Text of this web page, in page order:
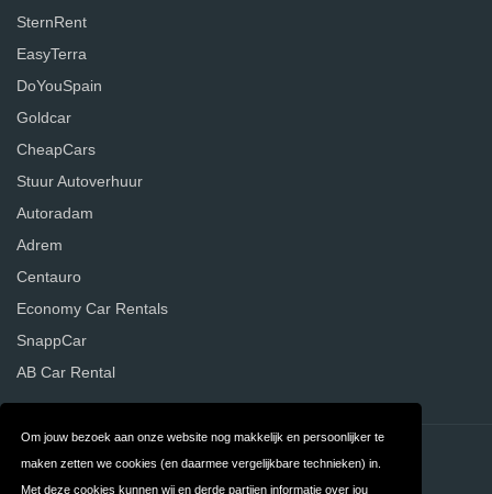
Om jouw bezoek aan onze website nog makkelijk en persoonlijker te
maken zetten we cookies (en daarmee vergelijkbare technieken) in.
Met deze cookies kunnen wij en derde partijen informatie over jou
SternRent
EasyTerra
DoYouSpain
Goldcar
CheapCars
Stuur Autoverhuur
Autoradam
Adrem
Centauro
Economy Car Rentals
SnappCar
AB Car Rental
Contact Privacy